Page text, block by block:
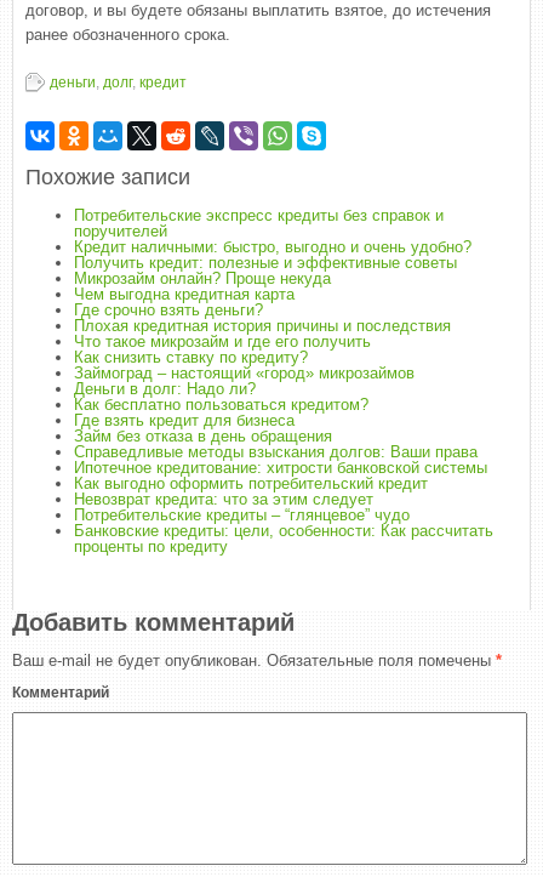
договор, и вы будете обязаны выплатить взятое, до истечения
ранее обозначенного срока.
деньги, долг, кредит
Похожие записи
Потребительские экспресс кредиты без справок и
поручителей
Кредит наличными: быстро, выгодно и очень удобно?
Получить кредит: полезные и эффективные советы
Микрозайм онлайн? Проще некуда
Чем выгодна кредитная карта
Где срочно взять деньги?
Плохая кредитная история причины и последствия
Что такое микрозайм и где его получить
Как снизить ставку по кредиту?
Займоград – настоящий «город» микрозаймов
Деньги в долг: Надо ли?
Как бесплатно пользоваться кредитом?
Где взять кредит для бизнеса
Займ без отказа в день обращения
Справедливые методы взыскания долгов: Ваши права
Ипотечное кредитование: хитрости банковской системы
Как выгодно оформить потребительский кредит
Невозврат кредита: что за этим следует
Потребительские кредиты – “глянцевое” чудо
Банковские кредиты: цели, особенности: Как рассчитать
проценты по кредиту
Добавить комментарий
Ваш e-mail не будет опубликован. Обязательные поля помечены *
Комментарий